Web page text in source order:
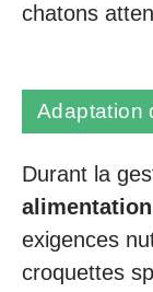
chatons
Adaptation
Durant la
exigences
croquettes